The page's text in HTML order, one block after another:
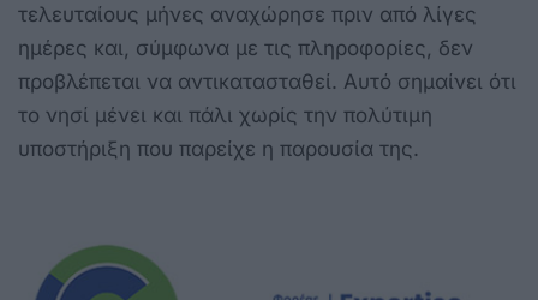
τελευταίους μήνες αναχώρησε πριν από λίγες
ημέρες και, σύμφωνα με τις πληροφορίες, δεν
προβλέπεται να αντικατασταθεί. Αυτό σημαίνει ότι
το νησί μένει και πάλι χωρίς την πολύτιμη
υποστήριξη που παρείχε η παρουσία της.